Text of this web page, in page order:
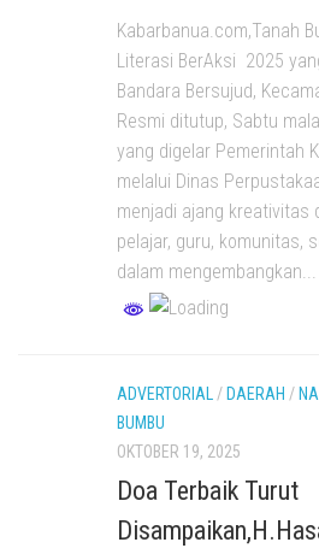
Kabarbanua.com,Tanah
Literasi BerAksi 2025
Bandara Bersujud,
Resmi ditutup, Sabtu
yang digelar Pemerintah
melalui Dinas
menjadi ajang kreativitas
pelajar, guru, komunitas,
dalam mengembangkan...
ADVERTORIAL/ DAERAH /
BUMBU
OKTOBER 19, 2025
Doa Terbaik Turut